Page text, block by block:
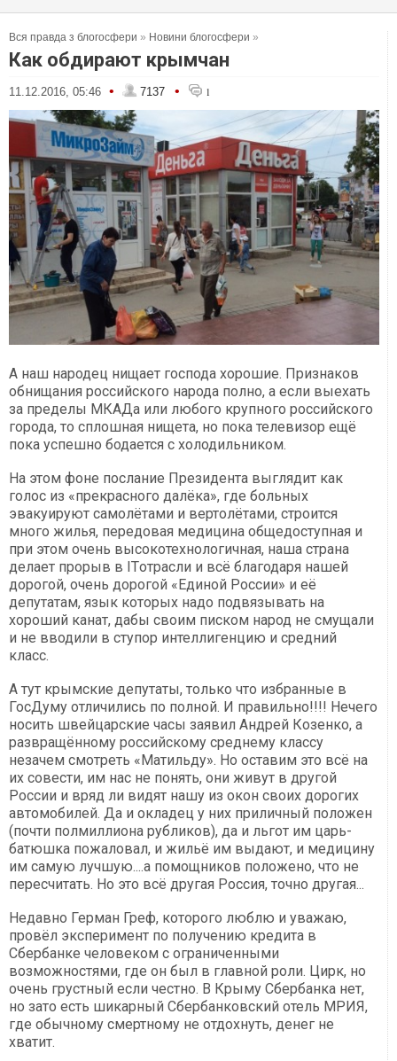
Вся правда з блогосфери » Новини блогосфери »
Как обдирают крымчан
11.12.2016, 05:46 • 7137 • 1
А наш народец нищает господа хорошие. Признаков
обнищания российского народа полно, а если выехать
за пределы МКАДа или любого крупного российского
города, то сплошная нищета, но пока телевизор ещё
пока успешно бодается с холодильником.
На этом фоне послание Президента выглядит как
голос из «прекрасного далёка», где больных
эвакуируют самолётами и вертолётами, строится
много жилья, передовая медицина общедоступная и
при этом очень высокотехнологичная, наша страна
делает прорыв в ITотрасли и всё благодаря нашей
дорогой, очень дорогой «Единой России» и её
депутатам, язык которых надо подвязывать на
хороший канат, дабы своим писком народ не смущали
и не вводили в ступор интеллигенцию и средний
класс.
А тут крымские депутаты, только что избранные в
ГосДуму отличились по полной. И правильно!!!! Нечего
носить швейцарские часы заявил Андрей Козенко, а
развращённому российскому среднему классу
незачем смотреть «Матильду». Но оставим это всё на
их совести, им нас не понять, они живут в другой
России и вряд ли видят нашу из окон своих дорогих
автомобилей. Да и окладец у них приличный положен
(почти полмиллиона рубликов), да и льгот им царь-
батюшка пожаловал, и жильё им выдают, и медицину
им самую лучшую....а помощников положено, что не
пересчитать. Но это всё другая Россия, точно другая...
Недавно Герман Греф, которого люблю и уважаю,
провёл эксперимент по получению кредита в
Сбербанке человеком с ограниченными
возможностями, где он был в главной роли. Цирк, но
очень грустный если честно. В Крыму Сбербанка нет,
но зато есть шикарный Сбербанковский отель МРИЯ,
где обычному смертному не отдохнуть, денег не
хватит.